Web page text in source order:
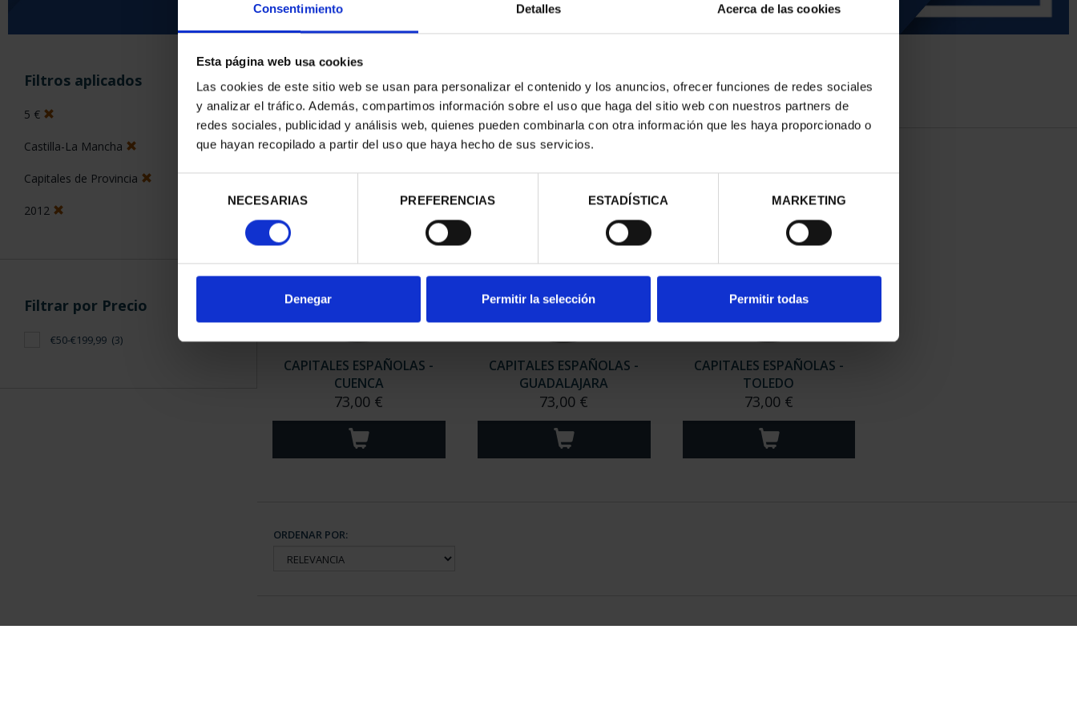
Consentimiento Detalles Acerca de las cookies
Esta página web usa cookies
Las cookies de este sitio web se usan para personalizar el contenido y los anuncios, ofrecer funciones de redes sociales
y analizar el tráfico. Además, compartimos información sobre el uso que haga del sitio web con nuestros partners de
redes sociales, publicidad y análisis web, quienes pueden combinarla con otra información que les haya proporcionado o
que hayan recopilado a partir del uso que haya hecho de sus servicios.
consentimiento
NECESARIAS PREFERENCIAS ESTADÍSTICA MARKETING
Denegar Permitir la selección Permitir todas
Filtros aplicados
5 €
Castilla-La Mancha
Capitales de Provincia
2012
Filtrar por Precio
€50-€199,99 (3)
ORDENAR POR:
3 Productos encontrados
CAPITALES ESPAÑOLAS -
CUENCA
73,00 €
CAPITALES ESPAÑOLAS -
GUADALAJARA
73,00 €
CAPITALES ESPAÑOLAS -
TOLEDO
73,00 €
ORDENAR POR: